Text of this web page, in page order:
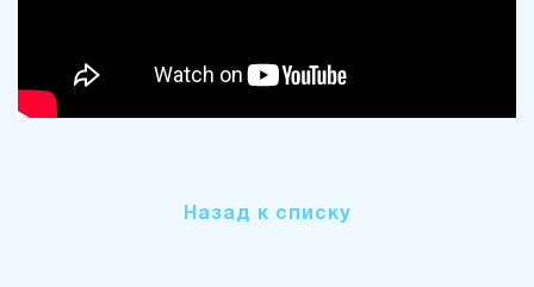
Назад к списку